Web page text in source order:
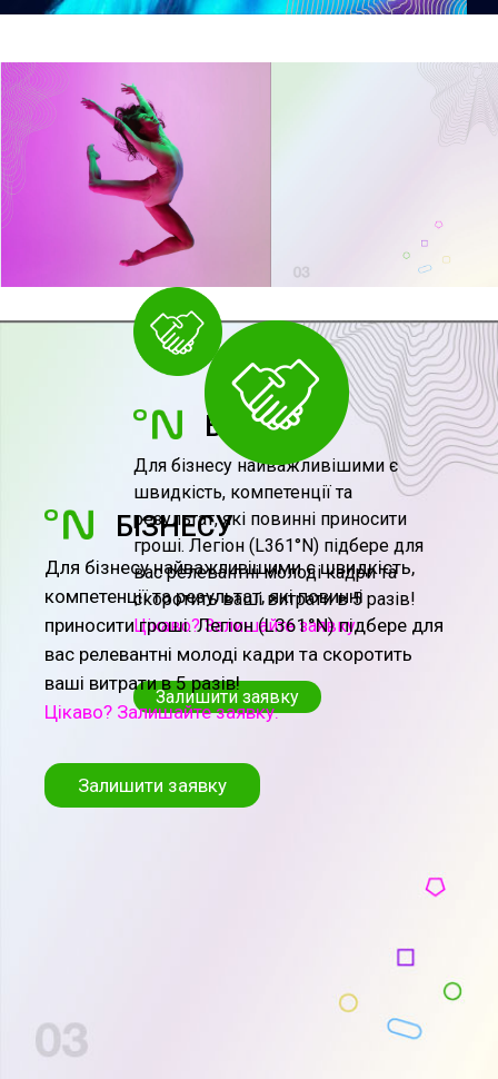
БІЗНЕСУ
Для бізнесу найважливішими є
швидкість, компетенції та
результат, які повинні приносити
гроші. Легіон (L361°N) підбере для
вас релевантні молоді кадри та
скоротить ваші витрати в 5 разів!
Цікаво? Залишайте заявку
Залишити заявку
БІЗНЕСУ
Для бізнесу найважливішими є швидкість,
компетенції та результат, які повинні
приносити гроші. Легіон (L361°N) підбере для
вас релевантні молоді кадри та скоротить
ваші витрати в 5 разів!
Цікаво? Залишайте заявку.
Залишити заявку